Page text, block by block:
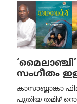
സംഗീതം
കാസാബ്ലാങ്കാ
പുതിയ തമിഴ്